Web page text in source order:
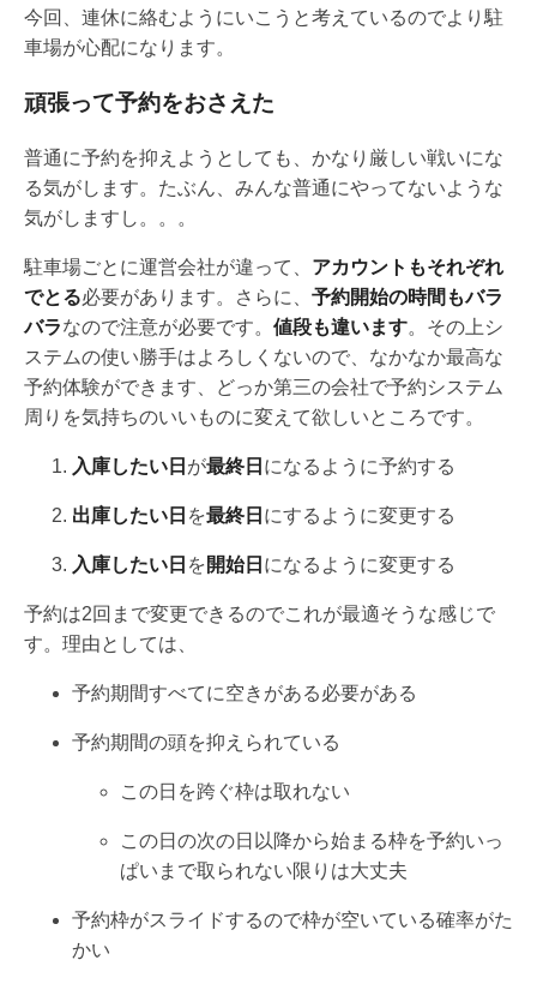
今回、連休に絡むようにいこうと考えているのでより駐
車場が心配になります。
頑張って予約をおさえた
普通に予約を抑えようとしても、かなり厳しい戦いにな
る気がします。たぶん、みんな普通にやってないような
気がしますし。。。
駐車場ごとに運営会社が違って、 アカウントもそれぞれ
でとる必要があります。さらに、 予約開始の時間もバラ
バラなので注意が必要です。 値段も違います。その上シ
ステムの使い勝手はよろしくないので、なかなか最高な
予約体験ができます、どっか第三の会社で予約システム
周りを気持ちのいいものに変えて欲しいところです。
入庫したい日 が最終日 になるように予約する
出庫したい日 を最終日 にするように変更する
入庫したい日 を開始日 になるように変更する
予約は2回まで変更できるのでこれが最適そうな感じで
す。理由としては、
予約期間すべてに空きがある必要がある
予約期間の頭を抑えられている
この日を跨ぐ枠は取れない
この日の次の日以降から始まる枠を予約いっ
ぱいまで取られない限りは大丈夫
予約枠がスライドするので枠が空いている確率がた
かい